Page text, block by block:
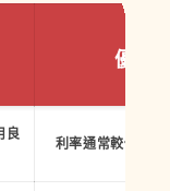
優點
良
利率通常較低，制